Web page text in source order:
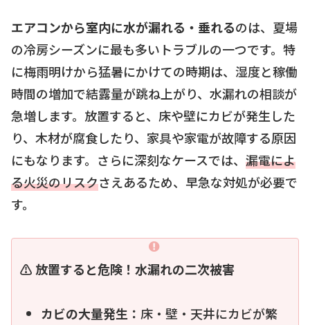
エアコンから室内に水が漏れる・垂れるのは、夏場
の冷房シーズンに最も多いトラブルの一つです。特
に梅雨明けから猛暑にかけての時期は、湿度と稼働
時間の増加で結露量が跳ね上がり、水漏れの相談が
急増します。放置すると、床や壁にカビが発生した
り、木材が腐食したり、家具や家電が故障する原因
にもなります。さらに深刻なケースでは、 漏電によ
る火災のリスクさえあるため、早急な対処が必要で
す。
⚠️ 放置すると危険！水漏れの二次被害
カビの大量発生： 床・壁・天井にカビが繁